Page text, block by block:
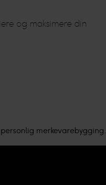
og maksimere din
merkevarebygging.